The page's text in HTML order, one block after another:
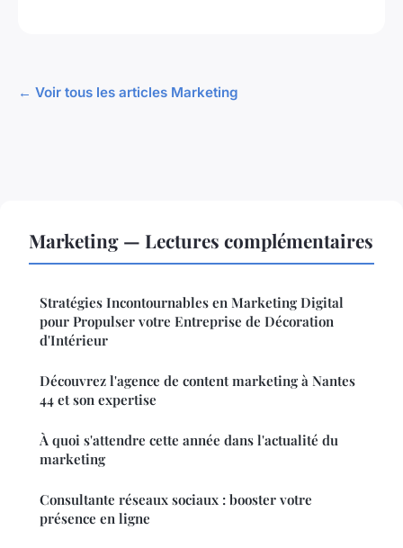
← Voir tous les articles Marketing
Marketing — Lectures complémentaires
Stratégies Incontournables en Marketing Digital
pour Propulser votre Entreprise de Décoration
d'Intérieur
Découvrez l'agence de content marketing à Nantes
44 et son expertise
À quoi s'attendre cette année dans l'actualité du
marketing
Consultante réseaux sociaux : booster votre
présence en ligne